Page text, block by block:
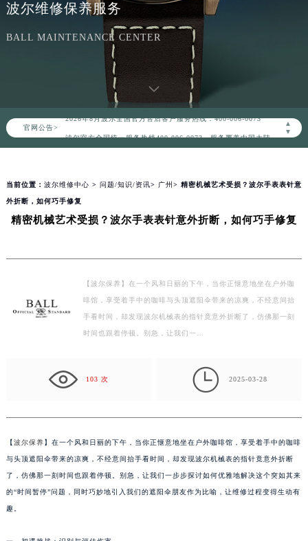
波尔维修保养服务
BALL MAINTENANCE CENTER
官网公告>
▲
▼
2026年8月波尔中国区售后服务网络优化升级公告
2026年8月波尔全国官方售后客户服务热线：400-006-0073
2026年8月波尔售后服务中心最新网点地址：
北京市东城区东长安街1号东方广场写字楼W3座6层602室（需提前预约）
上海市徐汇区虹桥路3号港汇中心写字楼2座37层3705室（需提前预约）
常州市新北区龙锦路1590号现代传媒中心写字楼5号楼10层1008室（需提前预约）
徐州市鼓楼区淮海东路29号苏宁广场IFC国际金融中心写字楼35层3508室（需提前预约）
扬州市邗江区国展路29号星耀天地写字楼1号楼18层1803室（需提前预约）
金华市金东区东市南街777号金华万达广场写字楼4号楼22层2209室（需提前预约）
嘉兴市南湖区广益路705号嘉兴世界贸易中心写字楼A座13层1304室（需提前预约）
南昌市红谷滩新区红谷中大道998号绿地双子塔（中央广场）A1座办公楼14层07室（需提前预约）
济南市历下区经十路11111号华润中心写字楼（万象城）15层1508室（需提前预约）
当前位置： 波尔维修中心 > 问题/知识/资讯> 广州 > 精密机械艺术受损？波尔手表表针意
外折断，如何巧手修复
精密机械艺术受损？波尔手表表针意外折断，如何巧手修复
【波尔保养】在一个风和日丽的下午，当你正惬意地坐在户外咖
啡馆，享受着手中的咖啡与头顶遮阳伞带来的凉爽，不经意间抬
手看时间，却发现波尔机械表的指针竟意外折断了，仿佛那一刻
时间也跟着停顿。别急，让我们一…
103 次  2025-03-28
【 波尔保养 】在一个风和日丽的下午，当你正惬意地坐在户外咖啡馆，享受着手中的咖啡
与头顶遮阳伞带来的凉爽，不经意间抬手看时间，却发现波尔机械表的指针竟意外折断
了，仿佛那一刻时间也跟着停顿。别急，让我们一步步探讨如何优雅地解决这个突如其来
的“时间暂停”问题，同时巧妙地引入我们的遮阳伞朋友作为比喻，让维修过程变得生动有
趣。